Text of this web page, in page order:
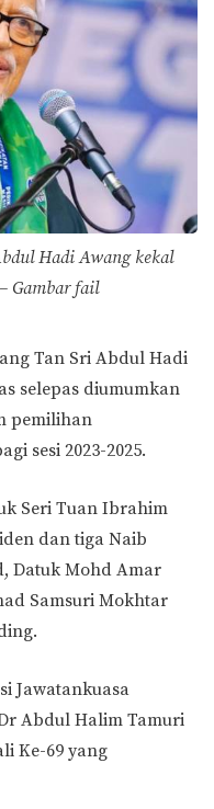
Hadi Awang kekal
Gambar fail
Tan Sri Abdul Hadi
selepas diumumkan
pemilihan
sesi 2023-2025.
Seri Tuan Ibrahim
dan tiga Naib
Datuk Mohd Amar
Samsuri Mokhtar
Jawatankuasa
Abdul Halim Tamuri
Ke-69 yang